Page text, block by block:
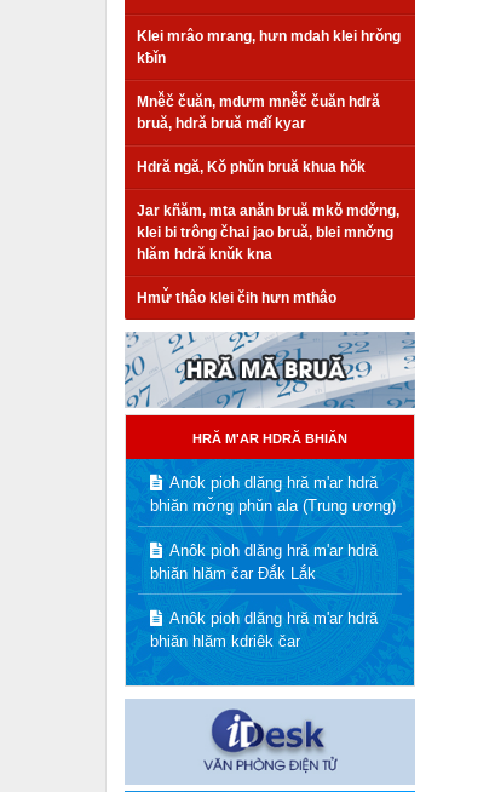
Klei mrâo mrang, hưn mdah klei hrǒng
kƀǐn
Mnê̌č čuăn, mdưm mnê̌č čuăn hdră
bruă, hdră bruă mđǐ kyar
Hdră ngă, Kǒ phǔn bruă khua hǒk
Jar kñăm, mta anăn bruă mkǒ mdơ̌ng,
klei bi trông čhai jao bruă, blei mnơ̌ng
hlăm hdră knǔk kna
Hmư̌ thâo klei čih hưn mthâo
HRĂ M'AR HDRĂ BHIĂN
Anôk pioh dlăng hră m'ar hdră
bhiăn mơ̌ng phǔn ala (Trung ương)
Anôk pioh dlăng hră m'ar hdră
bhiăn hlăm čar Đắk Lắk
Anôk pioh dlăng hră m'ar hdră
bhiăn hlăm kdriêk čar